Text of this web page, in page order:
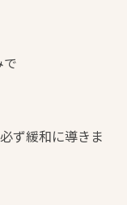
で
ず緩和に導きま